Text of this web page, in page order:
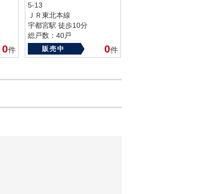
0件
5-13
ＪＲ東北本線
宇都宮駅 徒歩10分
総戸数：40戸
築年数：2005年
販売中 0件